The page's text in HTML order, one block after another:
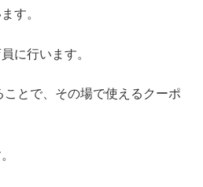
す。
に行います。
ことで、その場で使えるクーポ